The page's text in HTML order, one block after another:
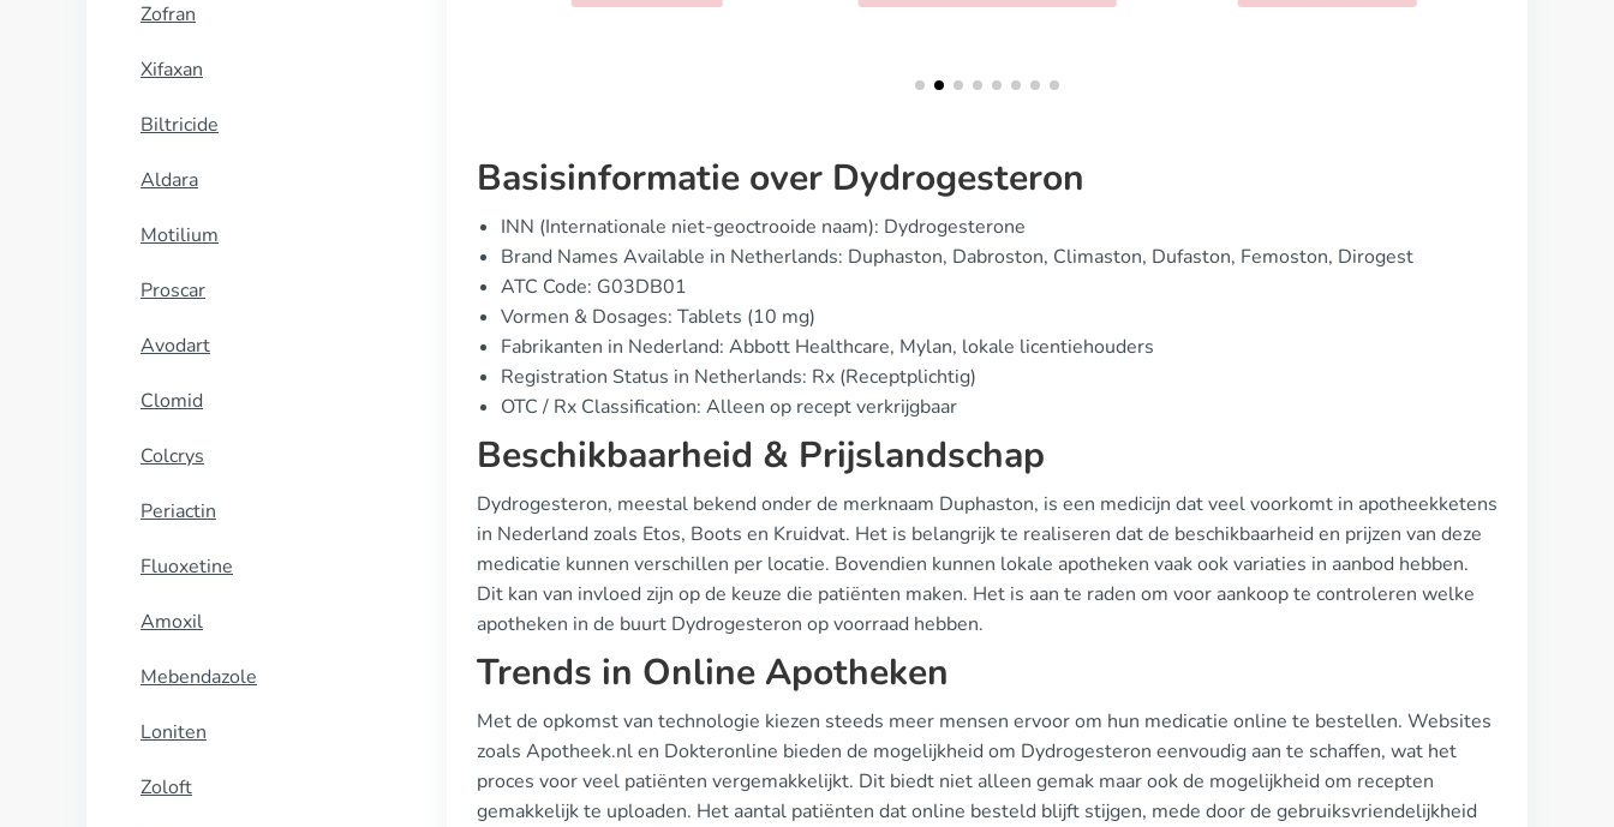
Zofran
Xifaxan
Biltricide
Aldara
Motilium
Proscar
Avodart
Clomid
Colcrys
Periactin
Fluoxetine
Amoxil
Mebendazole
Loniten
Zoloft
Basisinformatie over Dydrogesteron
INN (Internationale niet-geoctrooide naam): Dydrogesterone
Brand Names Available in Netherlands: Duphaston, Dabroston, Climaston, Dufaston, Femoston, Dirogest
ATC Code: G03DB01
Vormen & Dosages: Tablets (10 mg)
Fabrikanten in Nederland: Abbott Healthcare, Mylan, lokale licentiehouders
Registration Status in Netherlands: Rx (Receptplichtig)
OTC / Rx Classification: Alleen op recept verkrijgbaar
Beschikbaarheid & Prijslandschap
Dydrogesteron, meestal bekend onder de merknaam Duphaston, is een medicijn dat veel voorkomt in apotheekketens
in Nederland zoals Etos, Boots en Kruidvat. Het is belangrijk te realiseren dat de beschikbaarheid en prijzen van deze
medicatie kunnen verschillen per locatie. Bovendien kunnen lokale apotheken vaak ook variaties in aanbod hebben.
Dit kan van invloed zijn op de keuze die patiënten maken. Het is aan te raden om voor aankoop te controleren welke
apotheken in de buurt Dydrogesteron op voorraad hebben.
Trends in Online Apotheken
Met de opkomst van technologie kiezen steeds meer mensen ervoor om hun medicatie online te bestellen. Websites
zoals Apotheek.nl en Dokteronline bieden de mogelijkheid om Dydrogesteron eenvoudig aan te schaffen, wat het
proces voor veel patiënten vergemakkelijkt. Dit biedt niet alleen gemak maar ook de mogelijkheid om recepten
gemakkelijk te uploaden. Het aantal patiënten dat online besteld blijft stijgen, mede door de gebruiksvriendelijkheid